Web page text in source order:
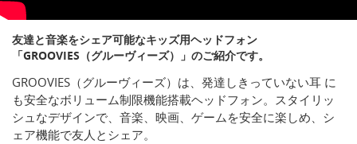
友達と音楽をシェア可能なキッズ用ヘッドフォン
「GROOVIES（グルーヴィーズ）」のご紹介です。
GROOVIES（グルーヴィーズ）は、発達しきっていない耳 に
も安全なボリューム制限機能搭載ヘッドフォン。スタイリッ
シュなデザインで、音楽、映画、ゲームを安全に楽しめ、シ
ェア機能で友人とシェア。